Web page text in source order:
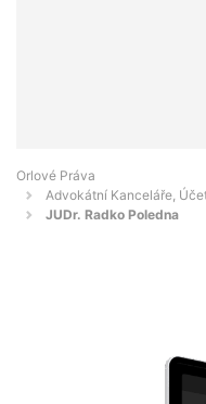
Orlové Práva
Advokátní Kanceláře,
JUDr. Radko Poledna